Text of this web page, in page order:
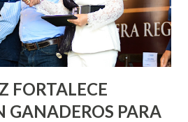
y Decreto 27 de Septiembre, en
Ojo de Agua, en la comunidad
en los edificios de...
FORTALECE
GANADEROS PARA